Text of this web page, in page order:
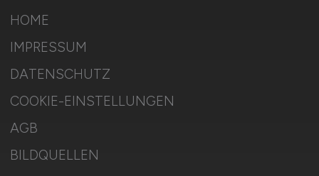
HOME
IMPRESSUM
DATENSCHUTZ
COOKIE-EINSTELLUNGEN
AGB
BILDQUELLEN